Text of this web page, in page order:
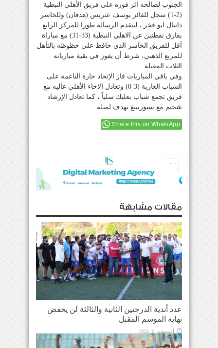
الجنوب لصالحه اثر فوزه على فريق الأهلي النبطية
(2-1) سجل للفائز يوسف عتريس (هدفان) وللخاسر
دانيال ابو فخر ، ليتقدم الرسالة طورا للمركز الرابع
بفارق نقطتين عن الاهلي النبطية (33-31) مع مباراة
أقل للفريق الخاسر الذي حافظ على حظوظه بالتأهل
للمربع الذهبي، شرط أن يفوز في بقية مبارياته
الثلاث المقبلة .
وفي باقي المباريات فاز الإتحاد حارة الناعمة على
الشباب الغازية (3-0) وتعادل الاخاء الأهلي عاليه مع
فريق تجمع شباب بعلبك سلباً ، كما تعادل الإرشاد
شحيم مع سبورتينغ بهدف لمثله .
Share this on WhatsApp
مقالات مشابهة
عدد أندية الدرجتين الثانية والثالثة لن يخفض
نهاية الموسم المقبل
أغسطس 6, 2026